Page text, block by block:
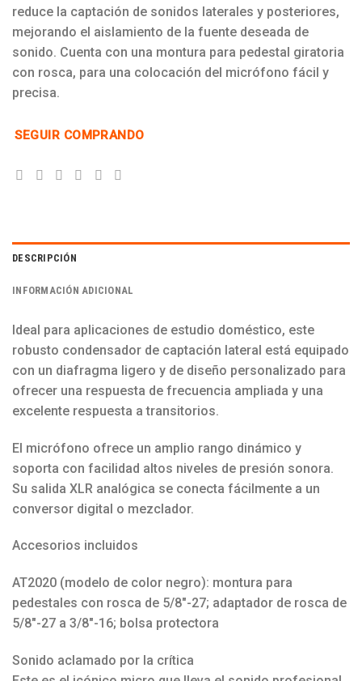
reduce la captación de sonidos laterales y posteriores,
mejorando el aislamiento de la fuente deseada de
sonido. Cuenta con una montura para pedestal giratoria
con rosca, para una colocación del micrófono fácil y
precisa.
SEGUIR COMPRANDO
DESCRIPCIÓN
INFORMACIÓN ADICIONAL
Ideal para aplicaciones de estudio doméstico, este
robusto condensador de captación lateral está equipado
con un diafragma ligero y de diseño personalizado para
ofrecer una respuesta de frecuencia ampliada y una
excelente respuesta a transitorios.
El micrófono ofrece un amplio rango dinámico y
soporta con facilidad altos niveles de presión sonora.
Su salida XLR analógica se conecta fácilmente a un
conversor digital o mezclador.
Accesorios incluidos
AT2020 (modelo de color negro): montura para
pedestales con rosca de 5/8″-27; adaptador de rosca de
5/8″-27 a 3/8″-16; bolsa protectora
Sonido aclamado por la crítica